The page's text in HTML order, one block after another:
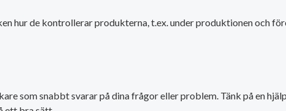
hur de kontrollerar produkterna, t.ex. under produktionen och
som snabbt svarar på dina frågor eller problem. Tänk på en